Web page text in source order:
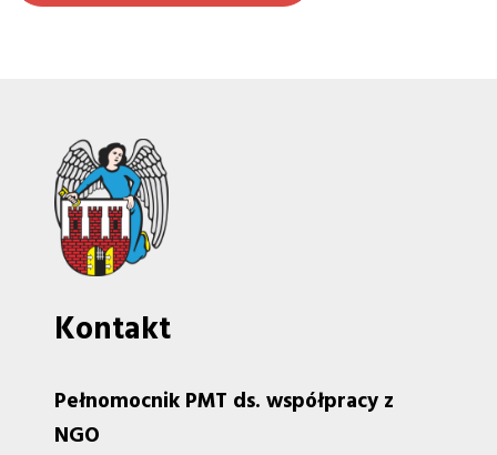
Kontakt
Pełnomocnik PMT ds. współpracy z
NGO